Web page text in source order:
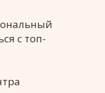
с топ-